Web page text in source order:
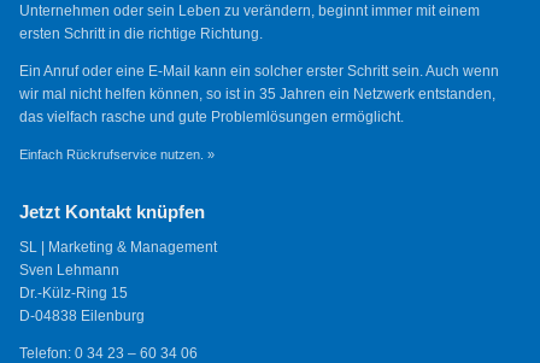
Unternehmen oder sein Leben zu verändern, beginnt immer mit einem
ersten Schritt in die richtige Richtung.
Ein Anruf oder eine E-Mail kann ein solcher erster Schritt sein. Auch wenn
wir mal nicht helfen können, so ist in 35 Jahren ein Netzwerk entstanden,
das vielfach rasche und gute Problemlösungen ermöglicht.
Einfach Rückrufservice nutzen. »
Jetzt Kontakt knüpfen
SL | Marketing & Management
Sven Lehmann
Dr.-Külz-Ring 15
D-04838 Eilenburg
Telefon: 0 34 23 – 60 34 06